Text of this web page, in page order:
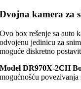
Dvojna kamera za
Ovo box rešenje sa auto
odvojenu jedinicu za
moguće diskretno
Model DR970X-2CH
mogućnošću